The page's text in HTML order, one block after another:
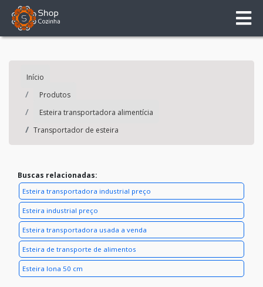
Início
Produtos
Esteira transportadora alimentícia
Transportador de esteira
Buscas relacionadas:
Esteira transportadora industrial preço
Esteira industrial preço
Esteira transportadora usada a venda
Esteira de transporte de alimentos
Esteira lona 50 cm